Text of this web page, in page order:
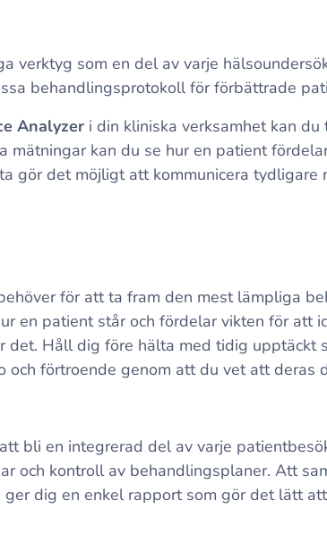
verktyg som en del av varje
behandlingsprotokoll för förbättrade
Analyzeri din kliniska verksamhet kan
mätningar kan du se hur en patient
gör det möjligt att kommunicera tydligare
för att ta fram den mest lämpliga
en patient står och fördelar vikten för att
det. Håll dig före hälta med tidig upptäckt
och förtroende genom att du vet att deras
bli en integrerad del av varje
och kontroll av behandlingsplaner. Att
dig en enkel rapport som gör det lätt